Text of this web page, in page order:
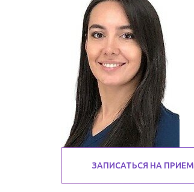
ЗАПИСАТЬСЯ НА ПРИЕМ